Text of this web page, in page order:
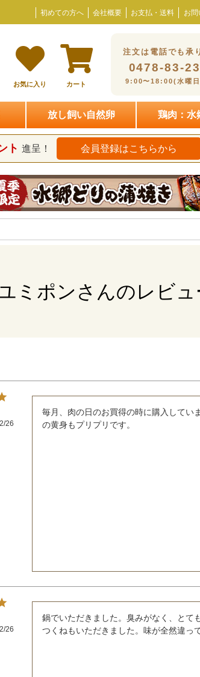
初めての方へ 会社概要 お支払・送料 お問
お気に入り カート
注文は電話でも承
0478-83-
9:00〜18:00(水曜日
放し飼い自然卵 鶏肉：水
ト 進呈！ 会員登録はこちらから
ミポンさんのレビュ
26
毎月、肉の日のお買得の時に購入してい
の黄身もプリプリです。
26
鍋でいただきました。臭みがなく、とて
つくねもいただきました。味が全然違っ